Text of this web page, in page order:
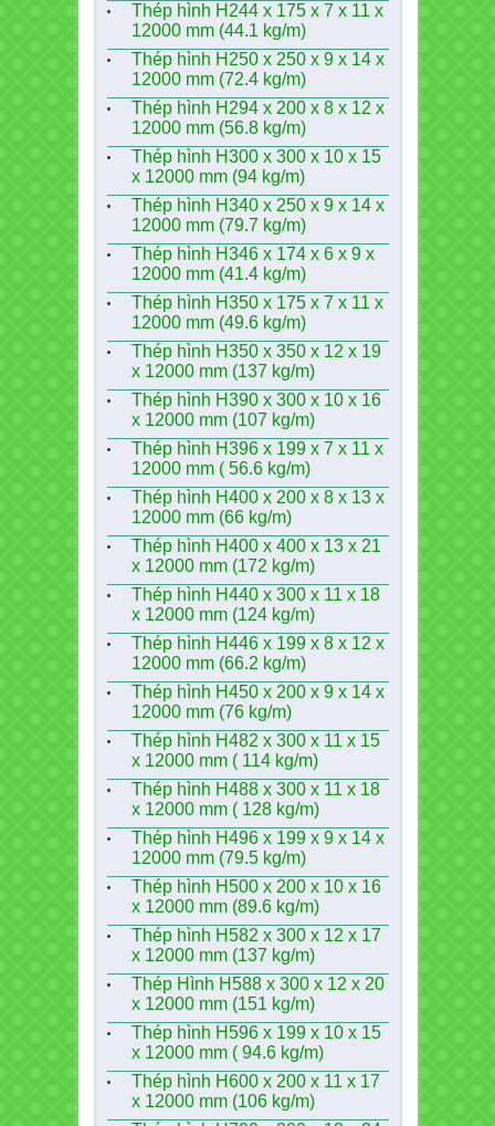
Thép hình H244 x 175 x 7 x 11 x
12000 mm (44.1 kg/m)
Thép hình H250 x 250 x 9 x 14 x
12000 mm (72.4 kg/m)
Thép hình H294 x 200 x 8 x 12 x
12000 mm (56.8 kg/m)
Thép hình H300 x 300 x 10 x 15
x 12000 mm (94 kg/m)
Thép hình H340 x 250 x 9 x 14 x
12000 mm (79.7 kg/m)
Thép hình H346 x 174 x 6 x 9 x
12000 mm (41.4 kg/m)
Thép hình H350 x 175 x 7 x 11 x
12000 mm (49.6 kg/m)
Thép hình H350 x 350 x 12 x 19
x 12000 mm (137 kg/m)
Thép hình H390 x 300 x 10 x 16
x 12000 mm (107 kg/m)
Thép hình H396 x 199 x 7 x 11 x
12000 mm ( 56.6 kg/m)
Thép hình H400 x 200 x 8 x 13 x
12000 mm (66 kg/m)
Thép hình H400 x 400 x 13 x 21
x 12000 mm (172 kg/m)
Thép hình H440 x 300 x 11 x 18
x 12000 mm (124 kg/m)
Thép hình H446 x 199 x 8 x 12 x
12000 mm (66.2 kg/m)
Thép hình H450 x 200 x 9 x 14 x
12000 mm (76 kg/m)
Thép hình H482 x 300 x 11 x 15
x 12000 mm ( 114 kg/m)
Thép hình H488 x 300 x 11 x 18
x 12000 mm ( 128 kg/m)
Thép hình H496 x 199 x 9 x 14 x
12000 mm (79.5 kg/m)
Thép hình H500 x 200 x 10 x 16
x 12000 mm (89.6 kg/m)
Thép hình H582 x 300 x 12 x 17
x 12000 mm (137 kg/m)
Thép Hình H588 x 300 x 12 x 20
x 12000 mm (151 kg/m)
Thép hình H596 x 199 x 10 x 15
x 12000 mm ( 94.6 kg/m)
Thép hình H600 x 200 x 11 x 17
x 12000 mm (106 kg/m)